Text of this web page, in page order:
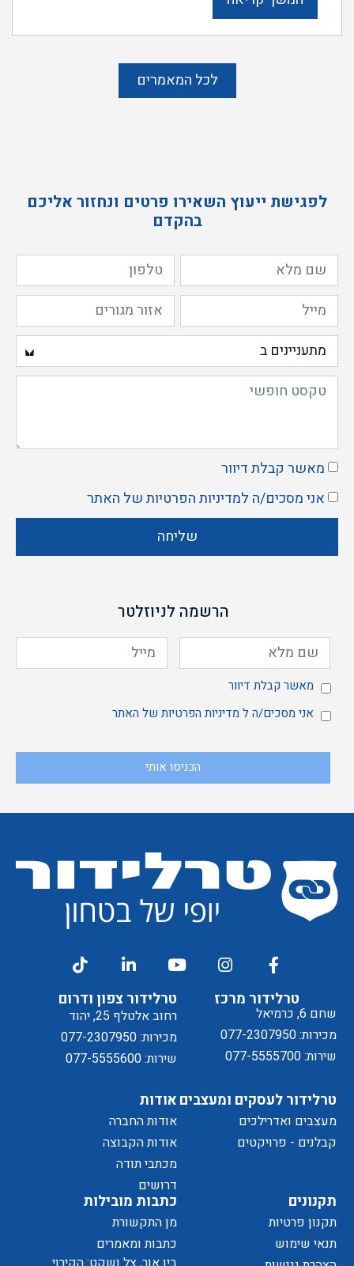
לכל המאמרים
לפגישת ייעוץ השאירו פרטים ונחזור אליכם
בהקדם
מאשר קבלת דיוור
אני מסכים/ה למדיניות הפרטיותשל האתר
שליחה
הרשמה לניוזלטר
מאשר
קבלת
דיוור
מאשר קבלת דיוור
אני
ל
מדיניות
אני מסכים/ה ל מדיניות הפרטיות של האתר
הכניסו אותי
טרלידור מרכז
שחם 6, כרמיאל
מכירות: 077-2307950
שירות: 077-5555700
תקנונים
תקנון פרטיות
תנאי שימוש
כתבות מובילות
מן התקשורת
כתבות ומאמרים
טרלידור צפון ודרום
רחוב אלטלף 25, יהוד
מכירות: 077-2307950
שירות: 077-5555600
אודות
אודות החברה
אודות הקבוצה
מכתבי תודה
דרושים
טרלידור לעסקים ומעצבים
מעצבים ואדרילכים
קבלנים - פרויקטים